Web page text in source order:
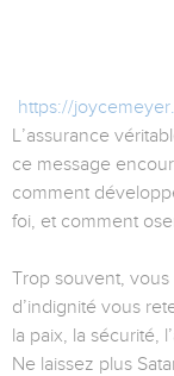
https://
L’assurance
ce message
comment
foi, et comment
Trop souvent,
d’indignité vous
la paix, la sécurité,
Ne laissez plus